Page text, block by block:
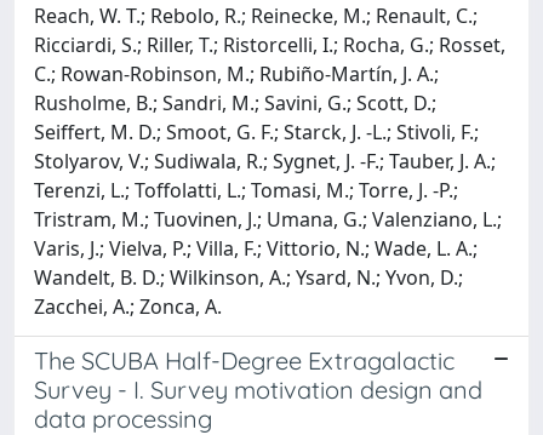
Reach, W. T.; Rebolo, R.; Reinecke, M.; Renault, C.;
Ricciardi, S.; Riller, T.; Ristorcelli, I.; Rocha, G.; Rosset,
C.; Rowan-Robinson, M.; Rubiño-Martín, J. A.;
Rusholme, B.; Sandri, M.; Savini, G.; Scott, D.;
Seiffert, M. D.; Smoot, G. F.; Starck, J. -L.; Stivoli, F.;
Stolyarov, V.; Sudiwala, R.; Sygnet, J. -F.; Tauber, J. A.;
Terenzi, L.; Toffolatti, L.; Tomasi, M.; Torre, J. -P.;
Tristram, M.; Tuovinen, J.; Umana, G.; Valenziano, L.;
Varis, J.; Vielva, P.; Villa, F.; Vittorio, N.; Wade, L. A.;
Wandelt, B. D.; Wilkinson, A.; Ysard, N.; Yvon, D.;
Zacchei, A.; Zonca, A.
The SCUBA Half-Degree Extragalactic
Survey - I. Survey motivation design and
data processing